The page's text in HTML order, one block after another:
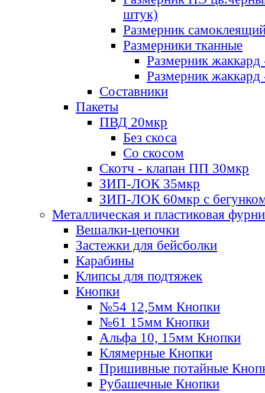
штук)
Размерник
Размерники тканные
Размерник
Размерник
Составники
Пакеты
ПВД 20мкр
Без скоса
Со скосом
Скотч - клапан ПП 30мкр
ЗИП-ЛОК 35мкр
ЗИП-ЛОК 60мкр с
Металлическая и пластиковая
Вешалки-цепочки
Застежки для бейсболки
Карабины
Клипсы для подтяжек
Кнопки
№54 12,5мм Кнопки
№61 15мм Кнопки
Альфа 10, 15мм Кнопки
Клямерные Кнопки
Пришивные потайные
Рубашечные Кнопки